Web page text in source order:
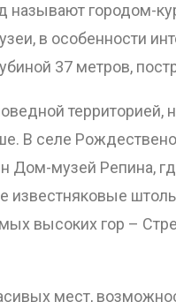
городом-
в особенности
37 метров,
территорией,
В селе
музей Репина,
известняковые
высоких гор –
мест,